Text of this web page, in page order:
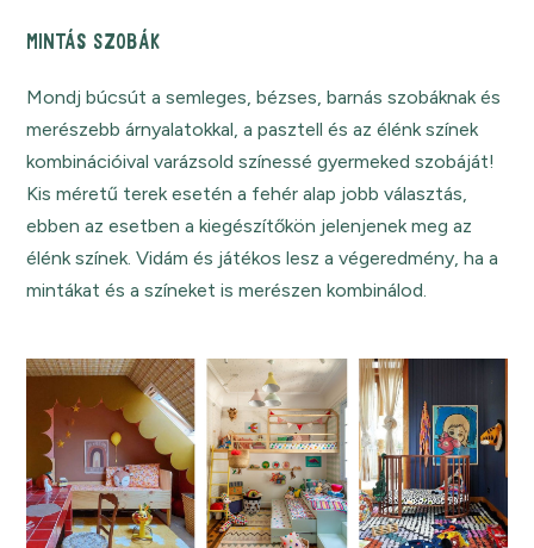
MINTÁS SZOBÁK
Mondj búcsút a semleges, bézses, barnás szobáknak és
merészebb árnyalatokkal, a pasztell és az élénk színek
kombinációival varázsold színessé gyermeked szobáját!
Kis méretű terek esetén a fehér alap jobb választás,
ebben az esetben a kiegészítőkön jelenjenek meg az
élénk színek. Vidám és játékos lesz a végeredmény, ha a
mintákat és a színeket is merészen kombinálod.